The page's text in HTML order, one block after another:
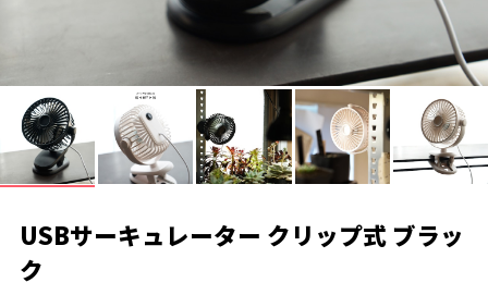
USBサーキュレーター クリップ式 ブラッ
ク